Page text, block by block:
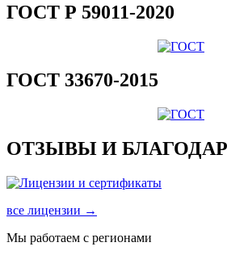
ГОСТ Р 59011-2020
ГОСТ 33670-2015
ОТЗЫВЫ И
все лицензии →
Мы работаем с регионами